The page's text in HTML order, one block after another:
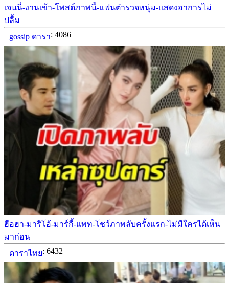
เจนนี่-งานเข้า-โพสต์ภาพนี้-แฟนตำรวจหนุ่ม-แสดงอาการไม่
ปลื้ม
gossip ดารา: 4086
ฮือฮา-มาริโอ้-มาร์กี้-แพท-โชว์ภาพลับครั้งแรก-ไม่มีใครได้เห็น
มาก่อน
ดาราไทย: 6432